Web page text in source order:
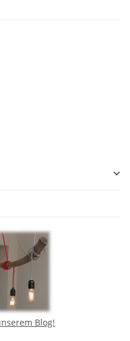
Blog!